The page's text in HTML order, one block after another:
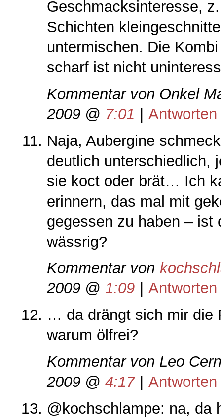
Geschmacksinteresse,
Schichten
untermischen. Die
scharf ist nicht
Kommentar von Onkel
2009 @ 7:01
Antworten
Naja, Aubergine
deutlich unterschiedlich,
sie koct oder brät… Ich
erinnern, das mal mit
gegessen zu haben – ist
wässrig?
Kommentar von
2009 @ 1:09
Antworten
… da drängt sich mir die
warum ölfrei?
Kommentar von Leo
2009 @ 4:17
Antworten
@kochschlampe: na, da